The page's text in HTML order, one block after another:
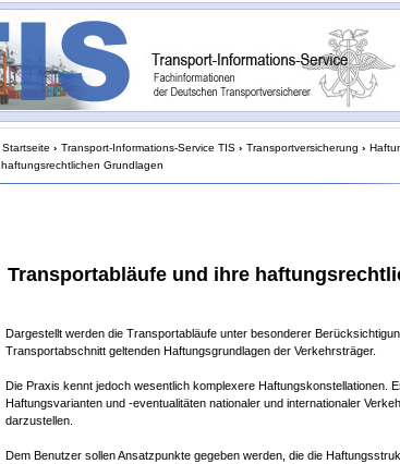
Startseite › Transport-Informations-Service TIS › Transportversicherung ›
haftungsrechtlichen Grundlagen
Transportabläufe und ihre
Dargestellt werden die Transportabläufe unter besonderer
Transportabschnitt geltenden Haftungsgrundlagen der Verkehrsträger.
Die Praxis kennt jedoch wesentlich komplexere Haftungskonstellationen.
Haftungsvarianten und -eventualitäten nationaler und internationaler
darzustellen.
Dem Benutzer sollen Ansatzpunkte gegeben werden, die die